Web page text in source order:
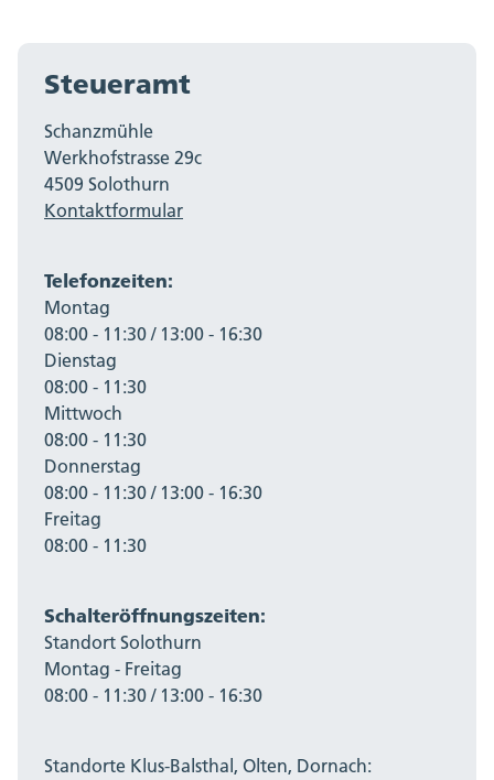
Steueramt
Schanzmühle
Werkhofstrasse 29c
4509 Solothurn
Kontaktformular
Telefonzeiten:
Montag
08:00 - 11:30 / 13:00 - 16:30
Dienstag
08:00 - 11:30
Mittwoch
08:00 - 11:30
Donnerstag
08:00 - 11:30 / 13:00 - 16:30
Freitag
08:00 - 11:30
Schalteröffnungszeiten:
Standort Solothurn
Montag - Freitag
08:00 - 11:30 / 13:00 - 16:30
Standorte Klus-Balsthal, Olten, Dornach: